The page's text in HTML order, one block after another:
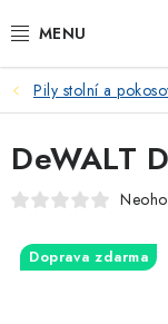
na
AKU NÁŘADÍ
ELEKTRICKÉ NÁŘADÍ
PŘÍSLUŠENSTVÍ
MĚŘÍCÍ TECHNIKA
Pily stolní a
DeWALT
Doprava zdarma